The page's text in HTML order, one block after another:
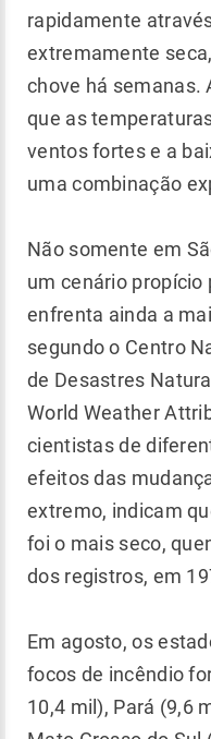
rapidamente
extremamente
chove há semanas.
que as
ventos fortes e a
uma combinação
Não somente em
um cenário propício
enfrenta ainda a
segundo o Centro
de Desastres
World Weather
cientistas de
efeitos das
extremo, indicam
foi o mais seco,
dos registros, em
Em agosto, os
focos de incêndio
10,4 mil), Pará (9,6